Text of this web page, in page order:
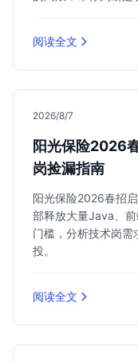
阅读全文
2026/8/7
阳光保险2026
岗捡漏指南
阳光保险2026春招
部释放大量Java、
门槛，分析技术岗
投。
阅读全文